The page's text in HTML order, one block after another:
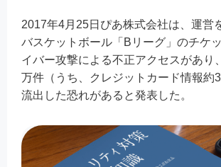
2017年4月25日ぴあ株式会社は、運営
バスケットボール「Bリーグ」のチケ
イバー攻撃による不正アクセスがあり
万件（うち、クレジットカード情報約
流出した恐れがあると発表した。